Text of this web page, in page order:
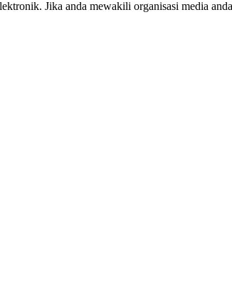
Jika anda mewakili organisasi media